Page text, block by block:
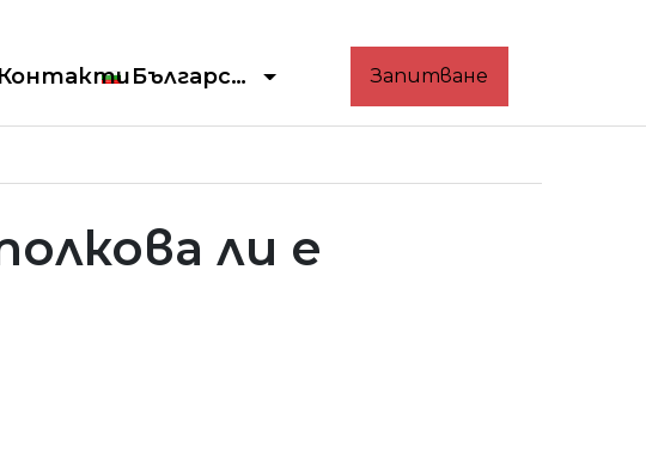
Запитване
Български
Контакти
ли е